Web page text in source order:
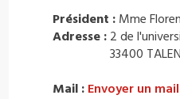
Président : Mme
Adresse : 2 de
33400
Mail : Envoyer un mail